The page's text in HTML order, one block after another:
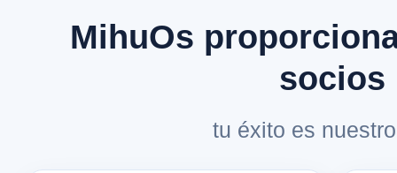
MihuOs
socios
tu éxito es